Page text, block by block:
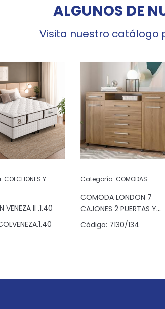
ALGUNOS DE
Visita nuestro catálogo
COLCHONES Y
VENEZA II .1.40
Categoría: COMODAS
COMODA LONDON 7
CAJONES 2 PUERTAS Y
ESPACIO ALMENDRA
Código: 7130/134